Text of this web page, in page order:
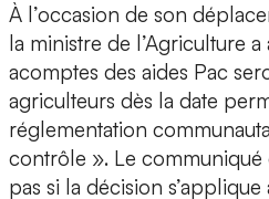
À l’occasion de son
la ministre de l’Agriculture
acomptes des aides Pac
agriculteurs dès la date
réglementation
contrôle ». Le
pas si la décision